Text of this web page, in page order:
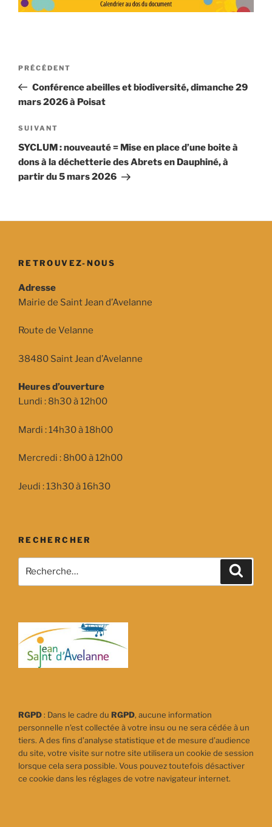
Navigation
l’article
Article
précédent
PRÉCÉDENT
Conférence abeilles et biodiversité, dimanche 29
mars 2026 à Poisat
Article
suivant
SUIVANT
SYCLUM : nouveauté = Mise en place d’une boite à
dons à la déchetterie des Abrets en Dauphiné, à
partir du 5 mars 2026
RETROUVEZ-NOUS
Adresse
Mairie de Saint Jean d’Avelanne
Route de Velanne
38480 Saint Jean d’Avelanne
Heures d’ouverture
Lundi : 8h30 à 12h00
Mardi : 14h30 à 18h00
Mercredi : 8h00 à 12h00
Jeudi : 13h30 à 16h30
RECHERCHER
pour
RGPD: Dans le cadre du RGPD, aucune information
personnelle n’est collectée à votre insu ou ne sera cédée à un
tiers. A des fins d’analyse statistique et de mesure d’audience
du site, votre visite sur notre site utilisera un cookie de session
lorsque cela sera possible. Vous pouvez toutefois désactiver
ce cookie dans les réglages de votre navigateur internet.